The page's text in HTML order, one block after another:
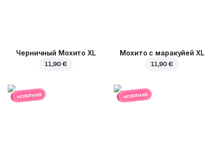
Черничный Мохито XL
11,90 €
Мохито с маракуйей XL
11,90 €
новинка новинка